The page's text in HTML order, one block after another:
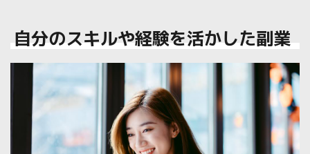
自分のスキルや経験を活かした副業